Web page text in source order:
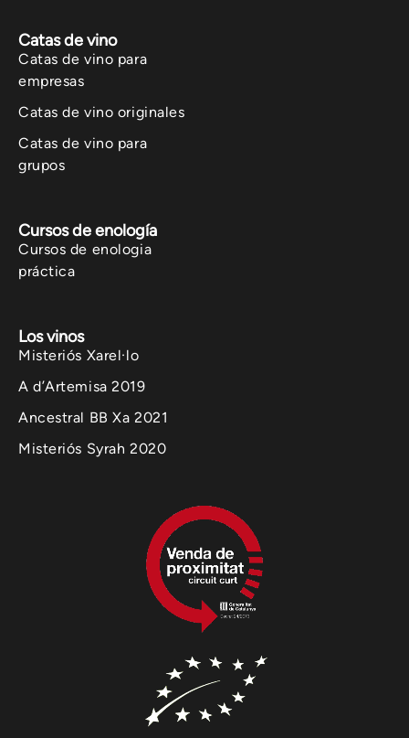
Catas de vino
Catas de vino para
empresas
Catas de vino originales
Catas de vino para
grupos
Cursos de enología
Cursos de enologia
práctica
Los vinos
Misteriós Xarel·lo
A d’Artemisa 2019
Ancestral BB Xa 2021
Misteriós Syrah 2020